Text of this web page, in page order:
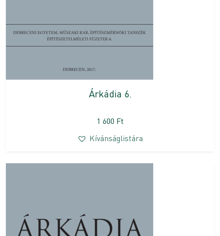
Árkádia 6.
1 600 Ft
Kívánságlistára